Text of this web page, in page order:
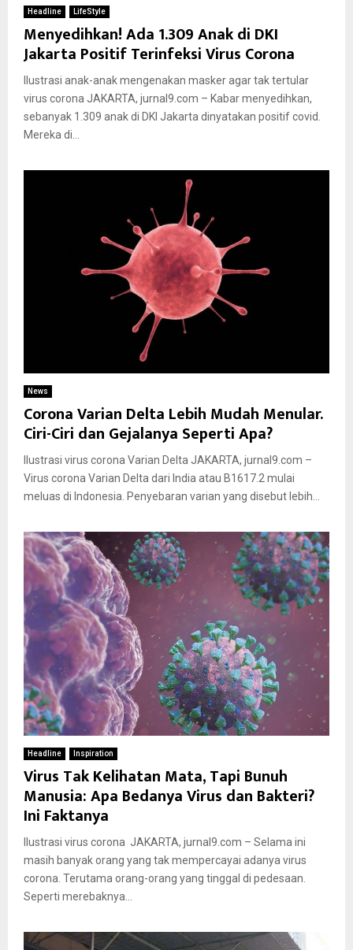
Headline LifeStyle
Menyedihkan! Ada 1.309 Anak di DKI
Jakarta Positif Terinfeksi Virus Corona
Ilustrasi anak-anak mengenakan masker agar tak tertular
virus corona JAKARTA, jurnal9.com – Kabar menyedihkan,
sebanyak 1.309 anak di DKI Jakarta dinyatakan positif covid.
Mereka di...
News
Corona Varian Delta Lebih Mudah Menular.
Ciri-Ciri dan Gejalanya Seperti Apa?
Ilustrasi virus corona Varian Delta JAKARTA, jurnal9.com –
Virus corona Varian Delta dari India atau B1617.2 mulai
meluas di Indonesia. Penyebaran varian yang disebut lebih...
Headline Inspiration
Virus Tak Kelihatan Mata, Tapi Bunuh
Manusia: Apa Bedanya Virus dan Bakteri?
Ini Faktanya
Ilustrasi virus corona JAKARTA, jurnal9.com – Selama ini
masih banyak orang yang tak mempercayai adanya virus
corona. Terutama orang-orang yang tinggal di pedesaan.
Seperti merebaknya...